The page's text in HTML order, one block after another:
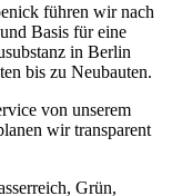
führen wir nach
Basis für eine
in Berlin
bis zu Neubauten.
von unserem
wir transparent
Grün,